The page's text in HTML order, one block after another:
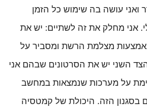
עושה בה שימוש כל הזמן
אני מחלק את זה לשתיים: יש את
מצלמת הרשת ומסביר על
הצד השני יש את הסרטונים שבהם אני
על מערכות שנמצאות במחשב
בסגנון הזה. היכולת של קמטסיה